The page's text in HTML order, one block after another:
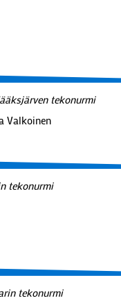
tekonurmi
Valkoinen
tekonurmi
tekonurmi